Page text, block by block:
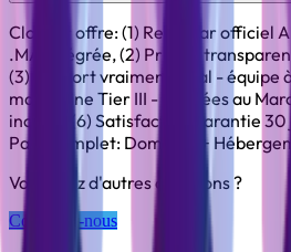
Clouder offre: (1) Registrar officiel
.MA intégrée, (2) Pricing
(3) Support vraiment local - équipe
marocaine Tier III - données au
incluse, (6) Satisfaction garantie
Pack complet: Domaine +
Vous avez d'autres questions ?
Contactez-nous